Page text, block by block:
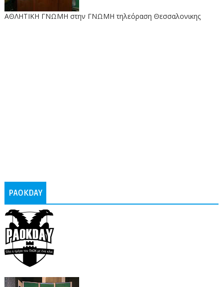
ΑΘΛΗΤΙΚΗ ΓΝΩΜΗ στην ΓΝΩΜΗ τηλεόραση Θεσσαλονικης
PAOKDAY